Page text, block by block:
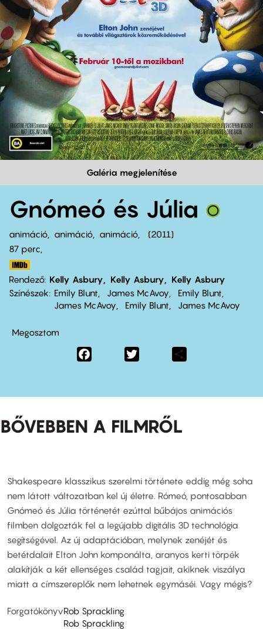
Galéria megjelenítése
Gnómeó és Júlia
animáció animáció animáció
2011
87 perc,
Rendező Kelly Asbury Kelly Asbury
Kelly Asbury
Színészek
Emily Blunt James McAvoy
Emily Blunt
James McAvoy
Emily Blunt James McAvoy
Megosztom
Facebook
BŐVEBBEN A FILMRŐL
Shakespeare klasszikus szerelmi története eddig még soha
nem látott változatban kel új életre. Rómeó, pontosabban
Gnómeó és Júlia történetét ezúttal bűbájos animációs
filmben dolgozták fel a legújabb digitális 3D technológia
segítségével. Az új adaptációban, melynek zenéjét és
betétdalait Elton John komponálta, aranyos kerti törpék
alakítják a két ellenséges család tagjait, akiknek viszálya
miatt a címszereplők nem lehetnek egymáséi. Vagy mégis?
ForgatókönyvRob Sprackling
Rob Sprackling